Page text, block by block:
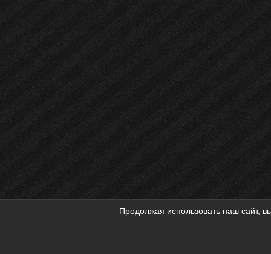
Продолжая использовать наш сайт,